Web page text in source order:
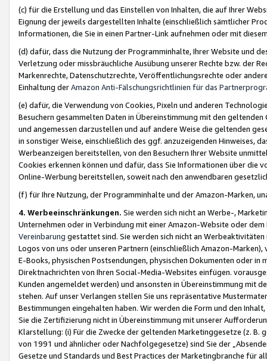
(c) für die Erstellung und das Einstellen von Inhalten, die auf Ihrer
Eignung der jeweils dargestellten Inhalte (einschließlich sämtlicher
Informationen, die Sie in einen Partner-Link aufnehmen oder mit
(d) dafür, dass die Nutzung der Programminhalte, Ihrer Website und
Verletzung oder missbräuchliche Ausübung unserer Rechte bzw. der
Markenrechte, Datenschutzrechte, Veröffentlichungsrechte oder
Einhaltung derAmazon Anti-Fälschungsrichtlinien für das
(e) dafür, die Verwendung von Cookies, Pixeln und anderen
Besuchern gesammelten Daten in Übereinstimmung mit den
und angemessen darzustellen und auf andere Weise die geltenden
in sonstiger Weise, einschließlich des ggf. anzuzeigenden Hinweises,
Werbeanzeigen bereitstellen, von den Besuchern Ihrer Website
Cookies erkennen können und dafür, dass Sie Informationen über die
Online-Werbung bereitstellen, soweit nach den anwendbaren
(f) für Ihre Nutzung, der Programminhalte und der Amazon-Marken,
4. Werbeeinschränkungen. Sie werden sich nicht an Werbe-,
Unternehmen oder in Verbindung mit einer Amazon-Website oder
Vereinbarung gestattet sind. Sie werden sich nicht an
Logos von uns oder unseren Partnern (einschließlich Amazon-
E-Books, physischen Postsendungen, physischen Dokumenten oder in
Direktnachrichten von Ihren Social-Media-Websites einfügen.
Kunden angemeldet werden) und ansonsten in Übereinstimmung mit
stehen. Auf unser Verlangen stellen Sie uns repräsentative
Bestimmungen eingehalten haben. Wir werden die Form und den
Sie die Zertifizierung nicht in Übereinstimmung mit unserer
Klarstellung: (i) Für die Zwecke der geltenden Marketinggesetze (z. B.
von 1991 und ähnlicher oder Nachfolgegesetze) sind Sie der
Gesetze und Standards und Best Practices der Marketingbranche für